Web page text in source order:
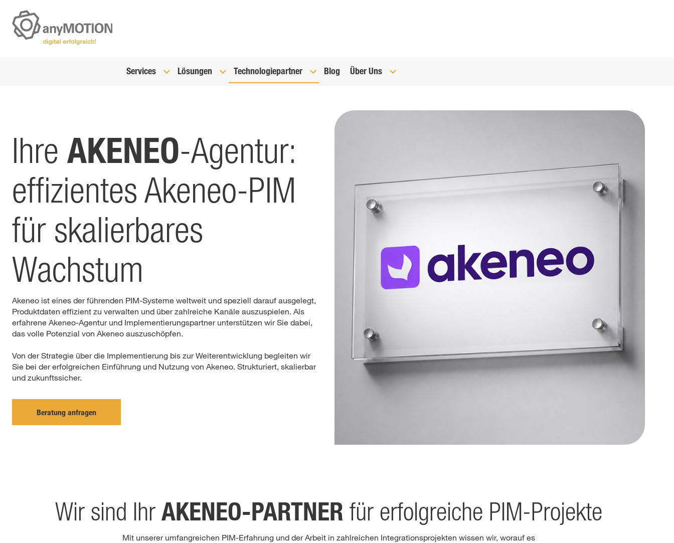
Services Lösungen Technologiepartner Blog Über Uns
Ihre AKENEO-Agentur:
effizientes Akeneo-PIM
für skalierbares
Wachstum
Akeneo ist eines der führenden PIM-Systeme weltweit und speziell darauf ausgelegt,
Produktdaten effizient zu verwalten und über zahlreiche Kanäle auszuspielen. Als
erfahrene Akeneo-Agentur und Implementierungspartner unterstützen wir Sie dabei,
das volle Potenzial von Akeneo auszuschöpfen.
Von der Strategie über die Implementierung bis zur Weiterentwicklung begleiten wir
Sie bei der erfolgreichen Einführung und Nutzung von Akeneo. Strukturiert, skalierbar
und zukunftssicher.
Beratung anfragen
Wir sind Ihr AKENEO-PARTNER für erfolgreiche PIM-Projekte
Mit unserer umfangreichen PIM-Erfahrung und der Arbeit in zahlreichen Integrationsprojekten wissen wir, worauf es